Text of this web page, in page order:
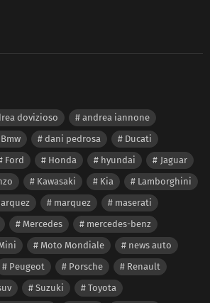
dovizioso
andrea iannone
Bmw dani pedrosa
Ducati
Ford Honda hyundai
Jaguar
Kawasaki Kia
Lamborghini
marquez
maserati
Mercedes
mercedes-benz
Moto Mondiale
news auto
Peugeot Porsche
Renault
Suzuki
Toyota